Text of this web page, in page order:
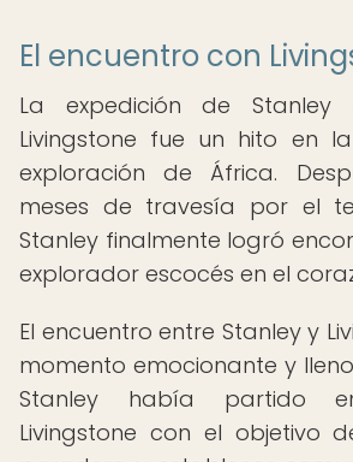
El encuentro con
La expedición de
Livingstone fue un hito en
exploración de África.
meses de travesía por el
Stanley finalmente logró
explorador escocés en el
El encuentro entre Stanley y
momento emocionante y
Stanley había partido
Livingstone con el objetivo